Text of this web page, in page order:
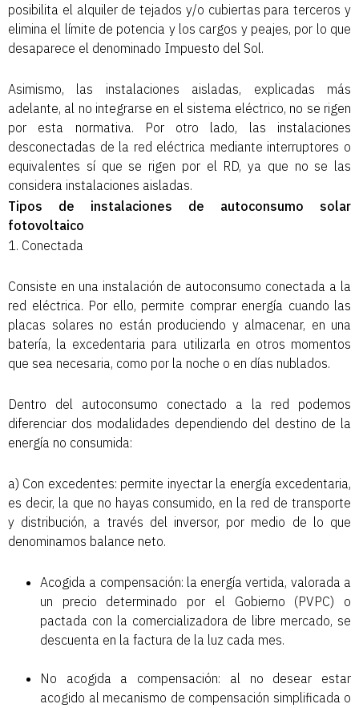
posibilita el alquiler de tejados y/o cubiertas para terceros y
elimina el límite de potencia y los cargos y peajes, por lo que
desaparece el denominado Impuesto del Sol.
Asimismo, las instalaciones aisladas, explicadas más
adelante, al no integrarse en el sistema eléctrico, no se rigen
por esta normativa. Por otro lado, las instalaciones
desconectadas de la red eléctrica mediante interruptores o
equivalentes sí que se rigen por el RD, ya que no se las
considera instalaciones aisladas.
Tipos de instalaciones de autoconsumo solar
fotovoltaico
1. Conectada
Consiste en una instalación de autoconsumo conectada a la
red eléctrica. Por ello, permite comprar energía cuando las
placas solares no están produciendo y almacenar, en una
batería, la excedentaria para utilizarla en otros momentos
que sea necesaria, como por la noche o en días nublados.
Dentro del autoconsumo conectado a la red podemos
diferenciar dos modalidades dependiendo del destino de la
energía no consumida:
a) Con excedentes: permite inyectar la energía excedentaria,
es decir, la que no hayas consumido, en la red de transporte
y distribución, a través del inversor, por medio de lo que
denominamos balance neto.
Acogida a compensación: la energía vertida, valorada a
un precio determinado por el Gobierno (PVPC) o
pactada con la comercializadora de libre mercado, se
descuenta en la factura de la luz cada mes.
No acogida a compensación: al no desear estar
acogido al mecanismo de compensación simplificada o